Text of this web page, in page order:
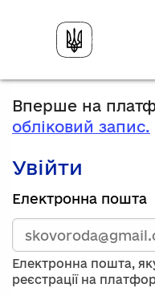
Вперше на
обліковий запис.
Увійти
Зареєструйтесь,
використавши
електронну
адресу
та
пароль.
Якщо
Електронна пошта
Електронна пошта,
реєстрації на